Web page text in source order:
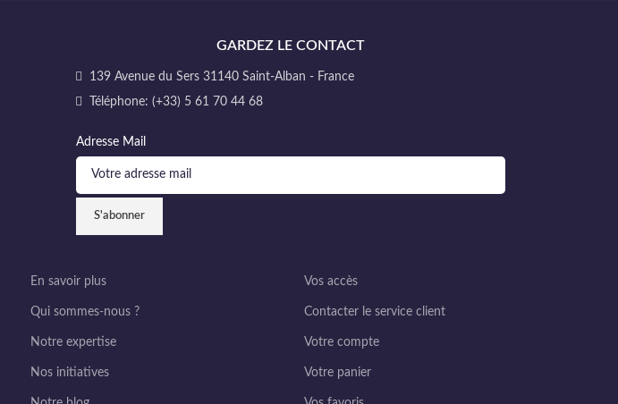
GARDEZ LE CONTACT
139 Avenue du Sers 31140 Saint-Alban - France
Téléphone: (+33) 5 61 70 44 68
Adresse Mail
En savoir plus
Qui sommes-nous ?
Notre expertise
Nos initiatives
Vos accès
Contacter le service client
Votre compte
Votre panier